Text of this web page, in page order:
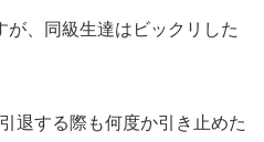
、同級生達はビックリした
退する際も何度か引き止めた